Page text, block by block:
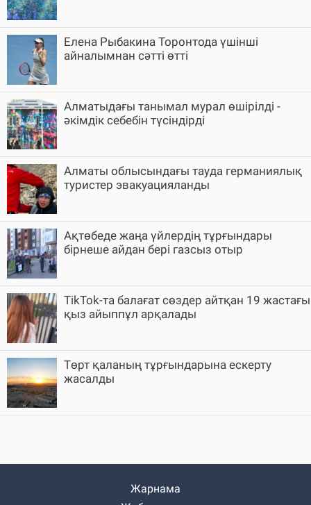
Елена Рыбакина Торонтода үшінші
айналымнан сәтті өтті
Алматыдағы танымал мурал өшірілді -
әкімдік себебін түсіндірді
Алматы облысындағы тауда германиялық
туристер эвакуацияланды
Ақтөбеде жаңа үйлердің тұрғындары
бірнеше айдан бері газсыз отыр
TikTok-та балағат сөздер айтқан 19 жастағы
қыз айыппұл арқалады
Төрт қаланың тұрғындарына ескерту
жасалды
Жарнама